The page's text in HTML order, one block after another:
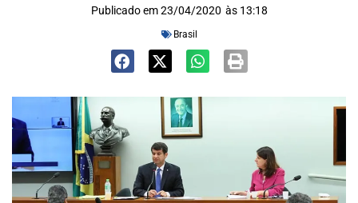
Publicado em 23/04/2020 às 13:18
Brasil